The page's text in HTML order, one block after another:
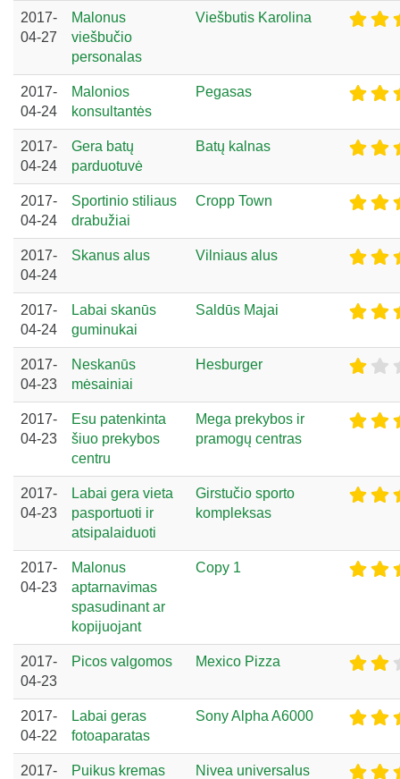
2017-
04-27
Malonus
viešbučio
personalas
Viešbutis Karolina
2017-
04-24
Malonios
konsultantės
Pegasas
2017-
04-24
Gera batų
parduotuvė
Batų kalnas
2017-
04-24
Sportinio stiliaus
drabužiai
Cropp Town
2017-
04-24
Skanus alus Vilniaus alus
2017-
04-24
Labai skanūs
guminukai
Saldūs Majai
2017-
04-23
Neskanūs
mėsainiai
Hesburger
2017-
04-23
Esu patenkinta
šiuo prekybos
centru
Mega prekybos ir
pramogų centras
2017-
04-23
Labai gera vieta
pasportuoti ir
atsipalaiduoti
Girstučio sporto
kompleksas
2017-
04-23
Malonus
aptarnavimas
spasudinant ar
kopijuojant
Copy 1
2017-
04-23
Picos valgomos Mexico Pizza
2017-
04-22
Labai geras
fotoaparatas
Sony Alpha A6000
2017-
Puikus kremas
Nivea universalus